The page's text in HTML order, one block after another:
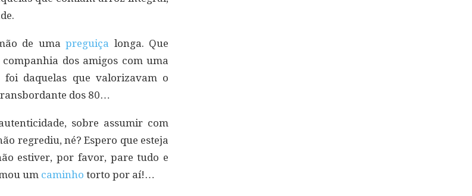
de umapreguiça longa. Que
dos amigos com uma
foi daquelas que valorizavam o
dos 80…
sobre assumir com
regrediu, né? Espero que esteja
estiver, por favor, pare tudo e
um caminho torto por aí!…